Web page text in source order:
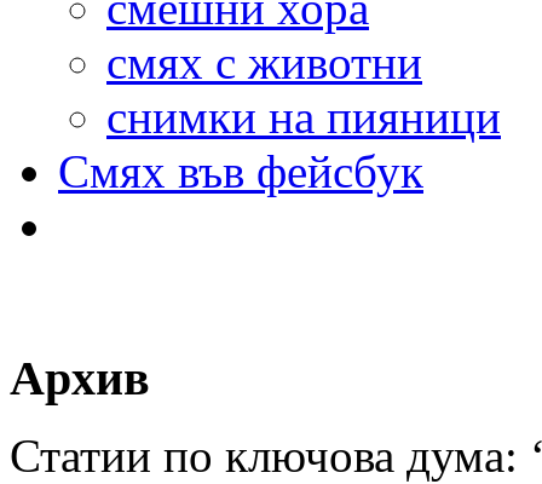
смях с животни
снимки на пияници
Смях във фейсбук
Архив
Статии по ключова дума: